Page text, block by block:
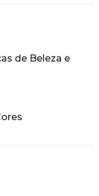
de Beleza e